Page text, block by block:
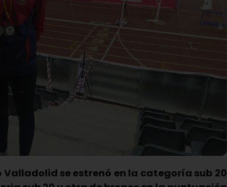
se estrenó en la categoría sub 20